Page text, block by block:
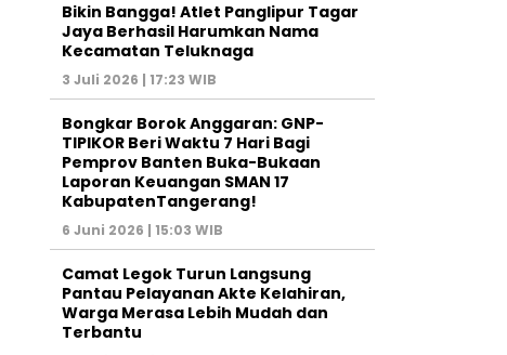
Bikin Bangga! Atlet Panglipur Tagar
Jaya Berhasil Harumkan Nama
Kecamatan Teluknaga
3 Juli 2026 | 17:23 WIB
Bongkar Borok Anggaran: GNP-
TIPIKOR Beri Waktu 7 Hari Bagi
Pemprov Banten Buka-Bukaan
Laporan Keuangan SMAN 17
KabupatenTangerang!
6 Juni 2026 | 15:03 WIB
‎Camat Legok Turun Langsung
Pantau Pelayanan Akte Kelahiran,
Warga Merasa Lebih Mudah dan
Terbantu‎